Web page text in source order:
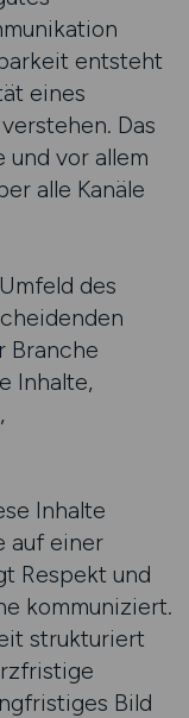
entsteht
eines
Das
vor allem
alle Kanäle
des
Branche
Inhalte,
Inhalte
auf einer
Respekt und
kommuniziert.
strukturiert
Bild